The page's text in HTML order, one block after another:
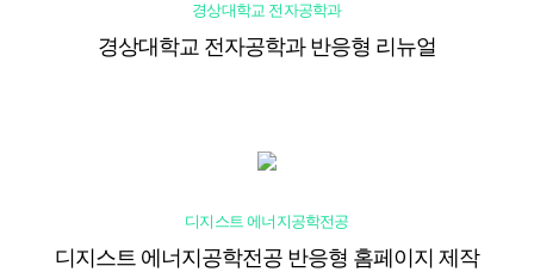
경상대학교 전자공학과
경상대학교 전자공학과 반응형 리뉴얼
디지스트 에너지공학전공
디지스트 에너지공학전공 반응형 홈페이지 제작